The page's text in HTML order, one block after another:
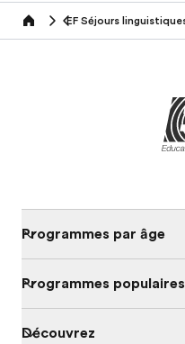
Home
Programmes par âge
Programmes populaires
Découvrez